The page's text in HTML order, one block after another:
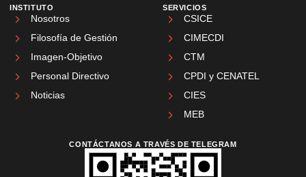
INSTITUTO
Nosotros
Filosofía de Gestión
Imagen-Objetivo
Personal Directivo
Noticias
SERVICIOS
CSICE
CIMECDI
CTM
CPDI y CENATEL
CIES
MEB
CONTÁCTANOS A TRAVÉS DE TELEGRAM